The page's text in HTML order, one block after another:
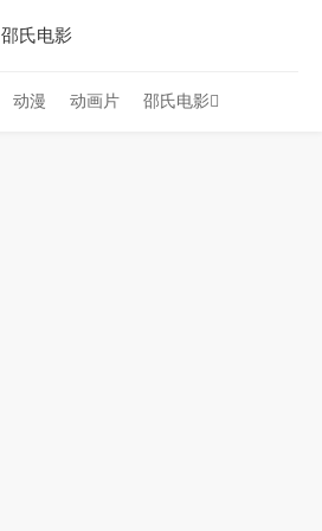
邵氏电影
动漫 动画片 邵氏电影